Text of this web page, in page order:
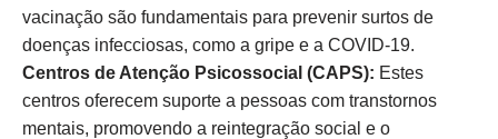
vacinação são fundamentais para prevenir surtos de
doenças infecciosas, como a gripe e a COVID-19.
Centros de Atenção Psicossocial (CAPS): Estes
centros oferecem suporte a pessoas com transtornos
mentais, promovendo a reintegração social e o